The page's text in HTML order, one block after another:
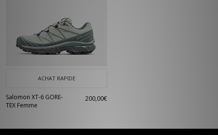
ACHAT RAPIDE
Salomon XT-6 GORE-
TEX Femme
200,00€